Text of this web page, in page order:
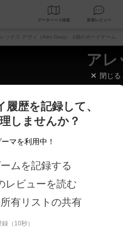
データベース 検索 新着
ックス デヴィ（Alex Davy） 1個のボードゲーム
アレ
さくさく表示
名、メカニクス名を対象にフリーワード検索
ゲームデザイナー名を指定して検索できます
ゲームデザイナー
世界観や登場人物などモチ
テーマ/フレーバー
閉じる
歴を記録して、
しませんか？
マを利用中！
ムを記録する
レビューを読む
有リストの共有
（10秒）